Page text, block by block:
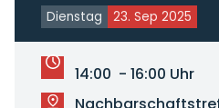
Dienstag 23. Sep 2025
14:00 - 16:00 Uhr